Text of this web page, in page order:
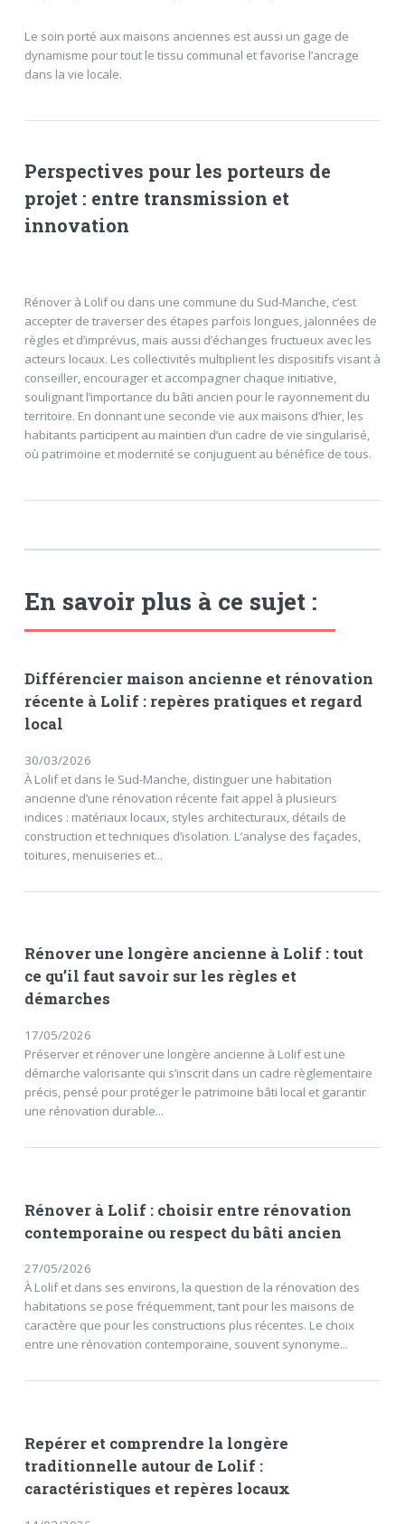
Le soin porté aux maisons anciennes est aussi un gage de
dynamisme pour tout le tissu communal et favorise l’ancrage
dans la vie locale.
Perspectives pour les porteurs de
projet : entre transmission et
innovation
Rénover à Lolif ou dans une commune du Sud-Manche, c’est
accepter de traverser des étapes parfois longues, jalonnées de
règles et d’imprévus, mais aussi d’échanges fructueux avec les
acteurs locaux. Les collectivités multiplient les dispositifs visant à
conseiller, encourager et accompagner chaque initiative,
soulignant l’importance du bâti ancien pour le rayonnement du
territoire. En donnant une seconde vie aux maisons d’hier, les
habitants participent au maintien d’un cadre de vie singularisé,
où patrimoine et modernité se conjuguent au bénéfice de tous.
En savoir plus à ce sujet :
Différencier maison ancienne et rénovation
récente à Lolif : repères pratiques et regard
local
30/03/2026
À Lolif et dans le Sud-Manche, distinguer une habitation
ancienne d’une rénovation récente fait appel à plusieurs
indices : matériaux locaux, styles architecturaux, détails de
construction et techniques d’isolation. L’analyse des façades,
toitures, menuiseries et...
Rénover une longère ancienne à Lolif : tout
ce qu’il faut savoir sur les règles et
démarches
17/05/2026
Préserver et rénover une longère ancienne à Lolif est une
démarche valorisante qui s’inscrit dans un cadre règlementaire
précis, pensé pour protéger le patrimoine bâti local et garantir
une rénovation durable...
Rénover à Lolif : choisir entre rénovation
contemporaine ou respect du bâti ancien
27/05/2026
À Lolif et dans ses environs, la question de la rénovation des
habitations se pose fréquemment, tant pour les maisons de
caractère que pour les constructions plus récentes. Le choix
entre une rénovation contemporaine, souvent synonyme...
Repérer et comprendre la longère
traditionnelle autour de Lolif :
caractéristiques et repères locaux